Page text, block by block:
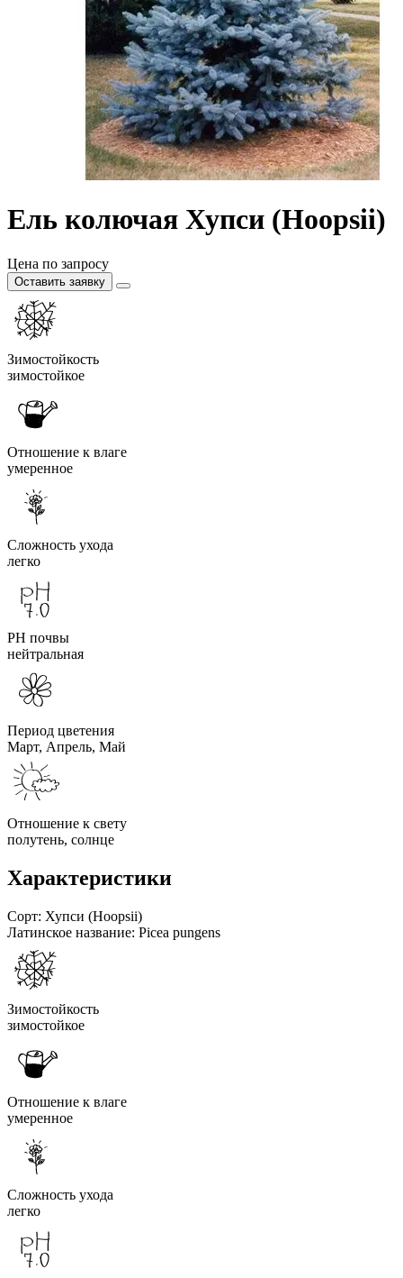
Ель колючая Хупси (Hoopsii)
Цена по запросу
Оставить заявку
Зимостойкость
зимостойкое
Отношение к влаге
умеренное
Сложность ухода
легко
PH почвы
нейтральная
Период цветения
Март, Апрель, Май
Отношение к свету
полутень, солнце
Характеристики
Сорт: Хупси (Hoopsii)
Латинское название: Picea pungens
Зимостойкость
зимостойкое
Отношение к влаге
умеренное
Сложность ухода
легко